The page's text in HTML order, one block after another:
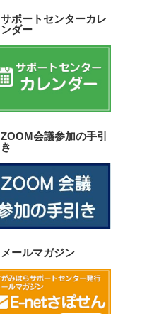
サポートセンターカレ
ンダー
ZOOM会議参加の手引
き
メールマガジン